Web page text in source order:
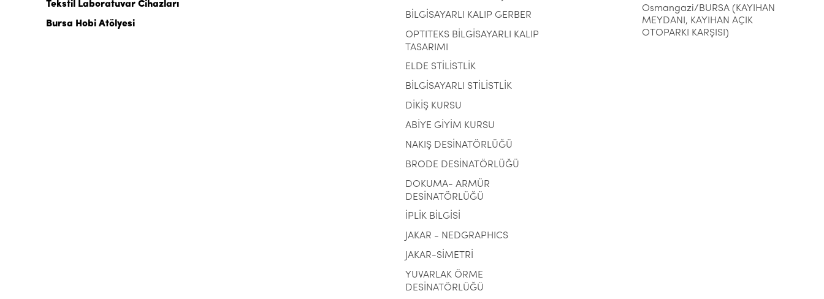
Tekstil Laboratuvar Cihazları
Bursa Hobi Atölyesi
BİLGİSAYARLI KALIP GERBER
OPTITEKS BİLGİSAYARLI KALIP
TASARIMI
ELDE STİLİSTLİK
BİLGİSAYARLI STİLİSTLİK
DİKİŞ KURSU
ABİYE GİYİM KURSU
NAKIŞ DESİNATÖRLÜĞÜ
BRODE DESİNATÖRLÜĞÜ
DOKUMA- ARMÜR
DESİNATÖRLÜĞÜ
İPLİK BİLGİSİ
JAKAR - NEDGRAPHICS
JAKAR-SİMETRİ
YUVARLAK ÖRME
DESİNATÖRLÜĞÜ
Osmangazi/BURSA (KAYIHAN
MEYDANI, KAYIHAN AÇIK
OTOPARKI KARŞISI)